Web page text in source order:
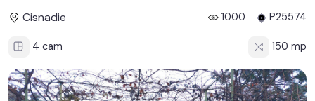
Cisnadie 1000 P25574
4 cam 150 mp